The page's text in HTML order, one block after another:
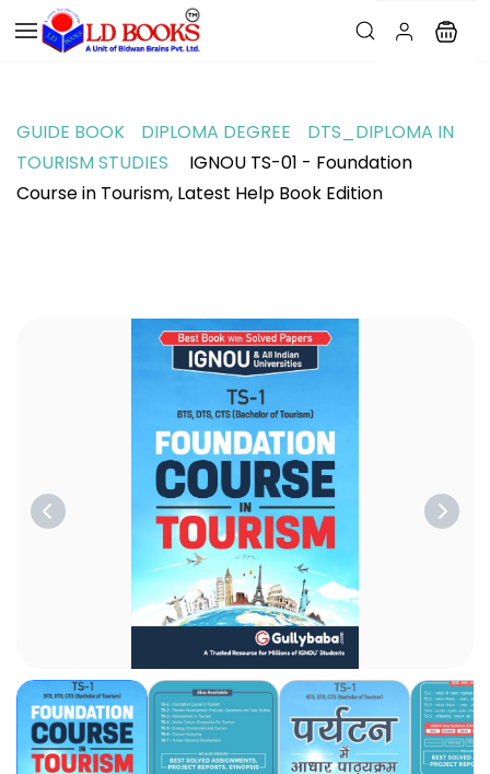
GUIDE BOOK DIPLOMA DEGREE
DTS_DIPLOMA IN
TOURISM STUDIES
IGNOU TS-01 - Foundation
Course in Tourism, Latest Help Book Edition